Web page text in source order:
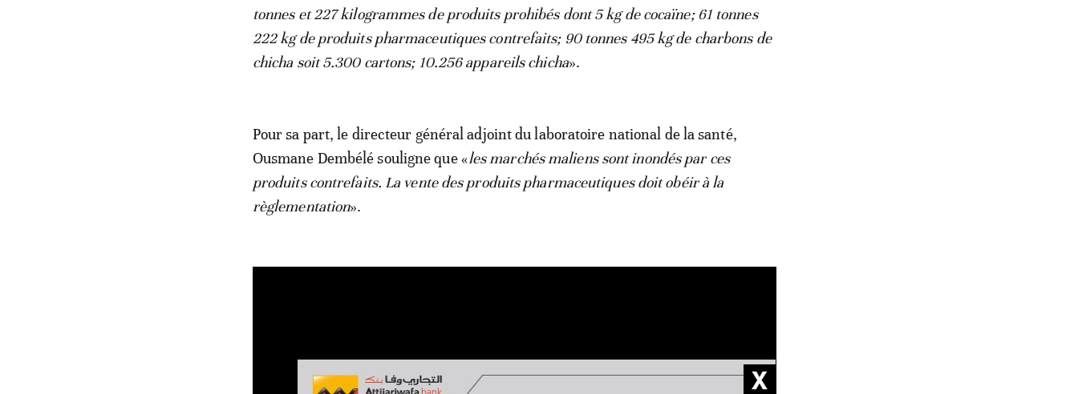
tonnes et 227 kilogrammes de produits prohibés dont 5 kg de cocaïne; 61 tonnes
222 kg de produits pharmaceutiques contrefaits; 90 tonnes 495 kg de charbons de
chicha soit 5.300 cartons; 10.256 appareils chicha».
Pour sa part, le directeur général adjoint du laboratoire national de la santé,
Ousmane Dembélé souligne que «les marchés maliens sont inondés par ces
produits contrefaits. La vente des produits pharmaceutiques doit obéir à la
règlementation».